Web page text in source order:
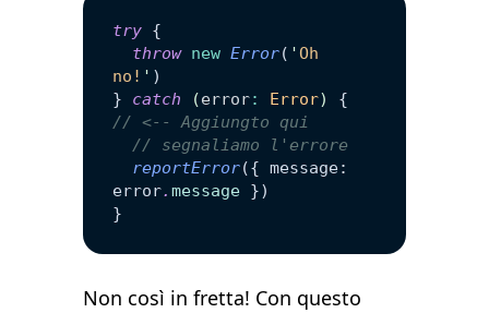
try {
  throw
new Error( 'Oh
no! ' )
} catch (error: Error)
// <-- Aggiungto qui
  // segnaliamo l'errore
  reportError
({ message:
error.message })
}
Non così in fretta! Con questo